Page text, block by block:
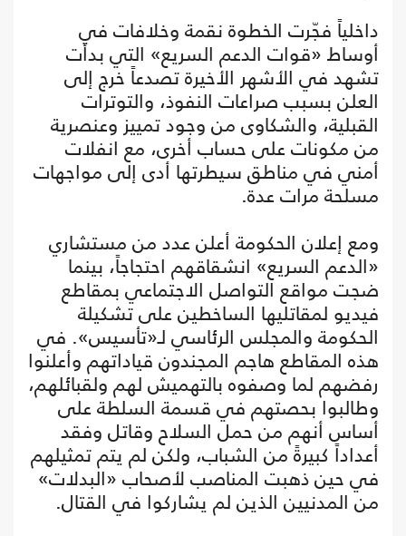
داخلياً فجّرت الخطوة نقمة وخلافات في
أوساط «قوات الدعم السريع» التي بدأت
تشهد في الأشهر الأخيرة تصدعاً خرج إلى
العلن بسبب صراعات النفوذ، والتوترات
القبلية، والشكاوى من وجود تمييز وعنصرية
من مكونات على حساب أخرى، مع انفلات
أمني في مناطق سيطرتها أدى إلى مواجهات
مسلحة مرات عدة.
ومع إعلان الحكومة أعلن عدد من مستشاري
«الدعم السريع» انشقاقهم احتجاجاً، بينما
ضجت مواقع التواصل الاجتماعي بمقاطع
فيديو لمقاتليها الساخطين على تشكيلة
الحكومة والمجلس الرئاسي لـ«تأسيس». في
هذه المقاطع هاجم المجندون قياداتهم وأعلنوا
رفضهم لما وصفوه بالتهميش لهم ولقبائلهم،
وطالبوا بحصتهم في قسمة السلطة على
أساس أنهم من حمل السلاح وقاتل وفقد
أعداداً كبيرةً من الشباب، ولكن لم يتم تمثيلهم
في حين ذهبت المناصب لأصحاب «البدلات»
من المدنيين الذين لم يشاركوا في القتال.